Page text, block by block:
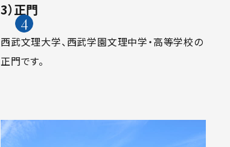
3）正門
西武文理大学、西武学園文理中学・高等学校の
正門です。